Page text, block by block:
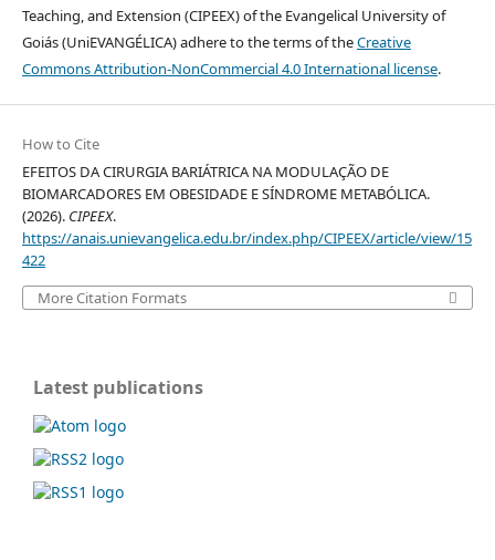
Teaching, and Extension (CIPEEX) of the Evangelical University of
Goiás (UniEVANGÉLICA) adhere to the terms of theCreative
Commons Attribution-NonCommercial 4.0 International license.
How to Cite
EFEITOS DA CIRURGIA BARIÁTRICA NA MODULAÇÃO DE
BIOMARCADORES EM OBESIDADE E SÍNDROME METABÓLICA.
(2026). CIPEEX.
https://anais.unievangelica.edu.br/index.php/CIPEEX/article/view/15
422
More Citation Formats
Latest publications